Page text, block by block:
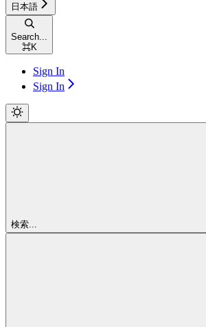
日本語
Search...
⌘K
Sign In
Sign In
検索...